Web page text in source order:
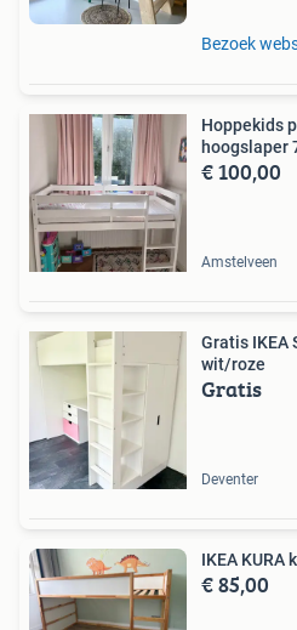
Bezoek
Hoppekids
€ 100,00
Amstelveen
Gratis IKEA
wit/roze
Gratis
Deventer
IKEA KURA
€ 85,00